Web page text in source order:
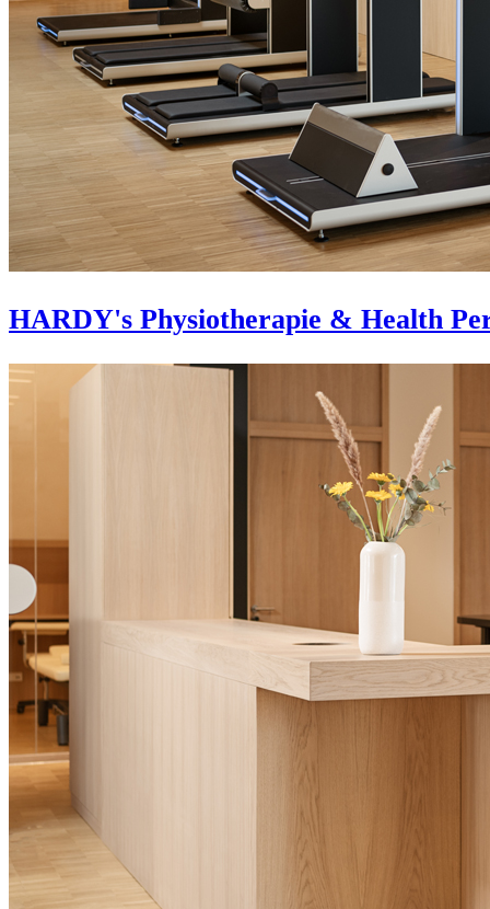
HARDY's Physiotherapie & Health